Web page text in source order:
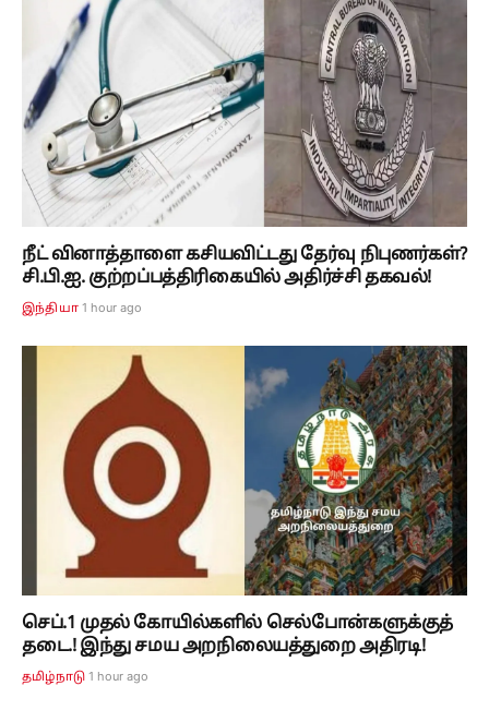
நீட் வினாத்தாளை கசியவிட்டது தேர்வு நிபுணர்கள்?
சி.பி.ஐ. குற்றப்பத்திரிகையில் அதிர்ச்சி தகவல்!
இந்தியா 1 hour ago
செப்.1 முதல் கோயில்களில் செல்போன்களுக்குத்
தடை.! இந்து சமய அறநிலையத்துறை அதிரடி!
தமிழ்நாடு 1 hour ago